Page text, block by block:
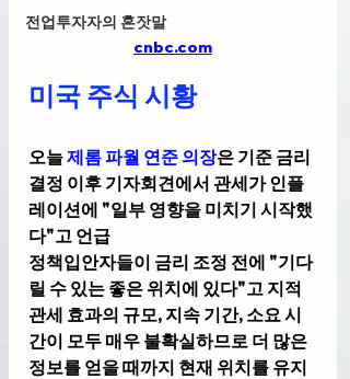
전업투자자의 혼잣말
cnbc.com
미국 주식 시황
오늘 제롬 파월 연준 의장은 기준 금리
결정 이후 기자회견에서 관세가 인플
레이션에 "일부 영향을 미치기 시작했
다"고 언급
정책입안자들이 금리 조정 전에 "기다
릴 수 있는 좋은 위치에 있다"고 지적
관세 효과의 규모, 지속 기간, 소요 시
간이 모두 매우 불확실하므로 더 많은
정보를 얻을 때까지 현재 위치를 유지